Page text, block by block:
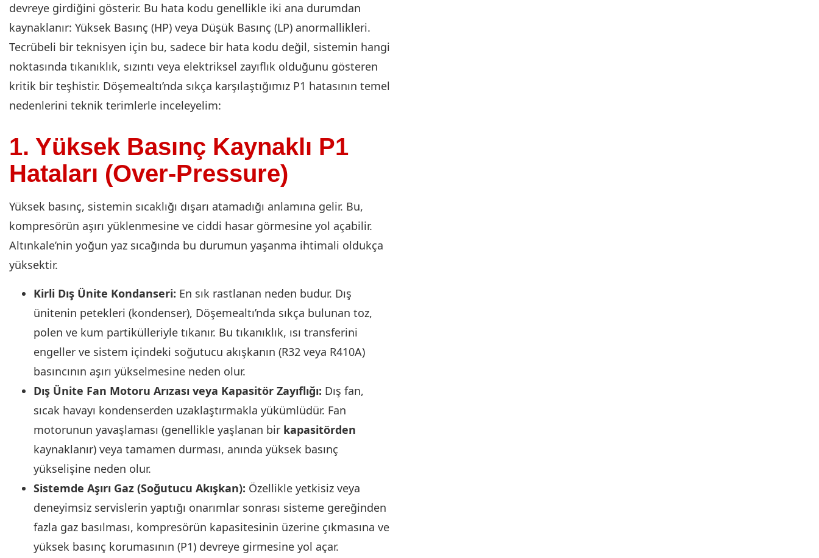
devreye girdiğini gösterir. Bu hata kodu genellikle iki ana durumdan
kaynaklanır: Yüksek Basınç (HP) veya Düşük Basınç (LP) anormallikleri.
Tecrübeli bir teknisyen için bu, sadece bir hata kodu değil, sistemin hangi
noktasında tıkanıklık, sızıntı veya elektriksel zayıflık olduğunu gösteren
kritik bir teşhistir. Döşemealtı’nda sıkça karşılaştığımız P1 hatasının temel
nedenlerini teknik terimlerle inceleyelim:
1. Yüksek Basınç Kaynaklı P1
Hataları (Over-Pressure)
Yüksek basınç, sistemin sıcaklığı dışarı atamadığı anlamına gelir. Bu,
kompresörün aşırı yüklenmesine ve ciddi hasar görmesine yol açabilir.
Altınkale’nin yoğun yaz sıcağında bu durumun yaşanma ihtimali oldukça
yüksektir.
Kirli Dış Ünite Kondanseri: En sık rastlanan neden budur. Dış
ünitenin petekleri (kondenser), Döşemealtı’nda sıkça bulunan toz,
polen ve kum partikülleriyle tıkanır. Bu tıkanıklık, ısı transferini
engeller ve sistem içindeki soğutucu akışkanın (R32 veya R410A)
basıncının aşırı yükselmesine neden olur.
Dış Ünite Fan Motoru Arızası veya Kapasitör Zayıflığı: Dış fan,
sıcak havayı kondenserden uzaklaştırmakla yükümlüdür. Fan
motorunun yavaşlaması (genellikle yaşlanan bir kapasitörden
kaynaklanır) veya tamamen durması, anında yüksek basınç
yükselişine neden olur.
Sistemde Aşırı Gaz (Soğutucu Akışkan): Özellikle yetkisiz veya
deneyimsiz servislerin yaptığı onarımlar sonrası sisteme gereğinden
fazla gaz basılması, kompresörün kapasitesinin üzerine çıkmasına ve
yüksek basınç korumasının (P1) devreye girmesine yol açar.